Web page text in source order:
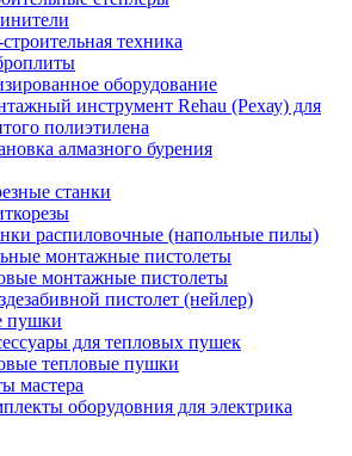
техника
оборудование
инструмент Rehau (Рехау) для
полиэтилена
алмазного бурения
станки
распиловочные (напольные пилы)
монтажные пистолеты
монтажные пистолеты
пистолет (нейлер)
пушки
для тепловых пушек
тепловые пушки
мастера
оборудовния для электрика